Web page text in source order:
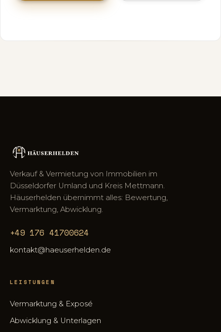
Verkauf & Vermietung von Immobilien im
Düsseldorfer Umland und Kreis Mettmann.
Häuserhelden übernimmt alles: Bewertung,
Vermarktung, Abwicklung.
+49 176 41700624
kontakt@haeuserhelden.de
LEISTUNGEN
Vermarktung & Exposé
Abwicklung & Unterlagen